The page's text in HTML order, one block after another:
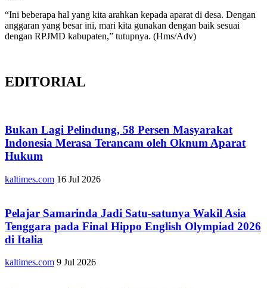
“Ini beberapa hal yang kita arahkan kepada aparat di desa. Dengan
anggaran yang besar ini, mari kita gunakan dengan baik sesuai
dengan RPJMD kabupaten,” tutupnya. (Hms/Adv)
EDITORIAL
Bukan Lagi Pelindung, 58 Persen Masyarakat
Indonesia Merasa Terancam oleh Oknum Aparat
Hukum
kaltimes.com 16 Jul 2026
Pelajar Samarinda Jadi Satu-satunya Wakil Asia
Tenggara pada Final Hippo English Olympiad 2026
di Italia
kaltimes.com 9 Jul 2026